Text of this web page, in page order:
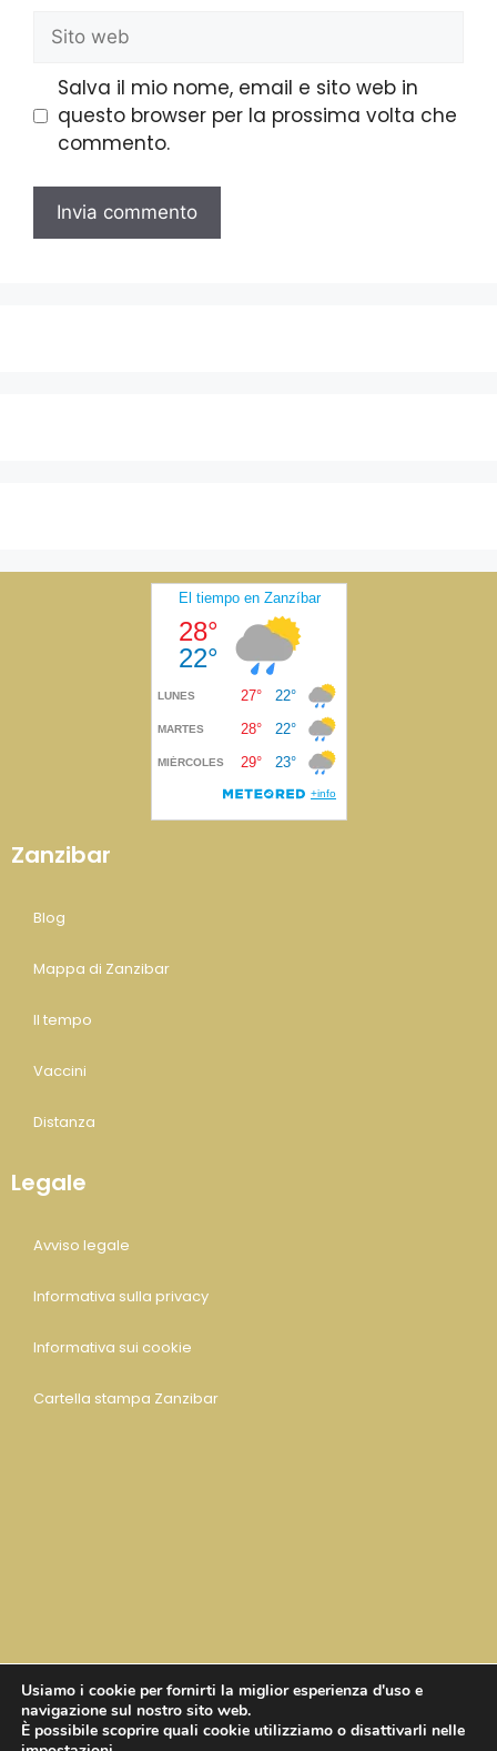
Salva il mio nome, email e sito web in
questo browser per la prossima volta che
commento.
Zanzibar
Blog
Mappa di Zanzibar
Il tempo
Vaccini
Distanza
Legale
Avviso legale
Informativa sulla privacy
Informativa sui cookie
Cartella stampa Zanzibar
Usiamo i cookie per fornirti la miglior esperienza d'uso e
navigazione sul nostro sito web.
È possibile scoprire quali cookie utilizziamo o disattivarli nelle